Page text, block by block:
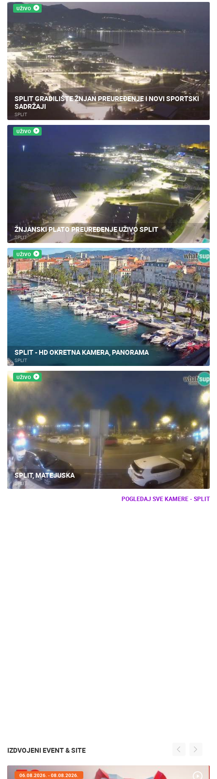
UŽIVO
SPLIT GRADILIŠTE ŽNJAN PREUREĐENJE I NOVI SPORTSKI
SADRŽAJI
SPLIT
UŽIVO
ŽNJANSKI PLATO PREUREĐENJE UŽIVO SPLIT
SPLIT
UŽIVO
SPLIT - HD OKRETNA KAMERA, PANORAMA
SPLIT
UŽIVO
SPLIT, MATEJUSKA
SPLIT
POGLEDAJ SVE KAMERE - SPLIT
IZDVOJENI EVENT & SITE
05.08.2026. - 08.08.2026.